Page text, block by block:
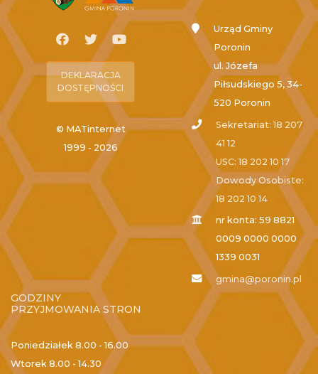
DEKLARACJA
DOSTĘPNOŚCI
© MATinternet
1999 - 2026
Urząd Gminy
Poronin
ul. Józefa
Piłsudskiego 5, 34-
520 Poronin
Sekretariat: 18 207
41 12
USC: 18 202 10 17
Dowody Osobiste:
18 202 10 14
nr konta: 59 8821
0009 0000 0000
1339 0031
gmina@poronin.pl
GODZINY
PRZYJMOWANIA STRON
Poniedziałek 8.00 - 16.00
Wtorek 8.00 - 14.30